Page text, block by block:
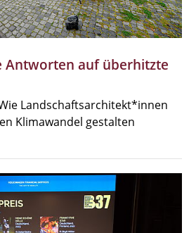
Antworten auf überhitzte
Landschaftsarchitekt*innen
Klimawandel gestalten